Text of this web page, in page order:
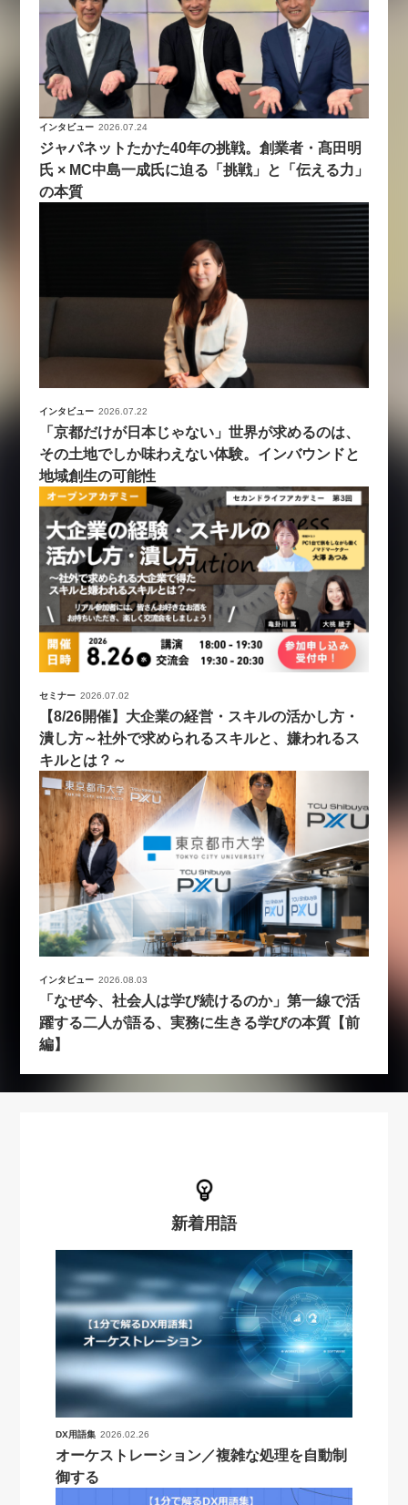
インタビュー 2026.07.24
ジャパネットたかた40年の挑戦。創業者・髙田明
氏 × MC中島一成氏に迫る「挑戦」と「伝える力」
の本質
インタビュー 2026.07.22
「京都だけが日本じゃない」世界が求めるのは、
その土地でしか味わえない体験。インバウンドと
地域創生の可能性
セミナー 2026.07.02
【8/26開催】大企業の経営・スキルの活かし方・
潰し方～社外で求められるスキルと、嫌われるス
キルとは？～
インタビュー 2026.08.03
「なぜ今、社会人は学び続けるのか」第一線で活
躍する二人が語る、実務に生きる学びの本質【前
編】
新着用語
DX用語集 2026.02.26
オーケストレーション／複雑な処理を自動制
御する